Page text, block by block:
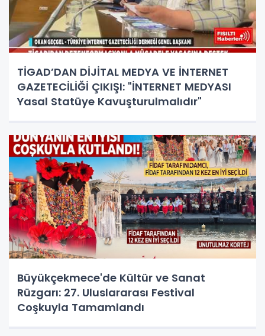
TİGAD’DAN DİJİTAL MEDYA VE İNTERNET
GAZETECİLİĞİ ÇIKIŞI: "İNTERNET MEDYASI
Yasal Statüye Kavuşturulmalıdır"
Büyükçekmece'de Kültür ve Sanat
Rüzgarı: 27. Uluslararası Festival
Coşkuyla Tamamlandı